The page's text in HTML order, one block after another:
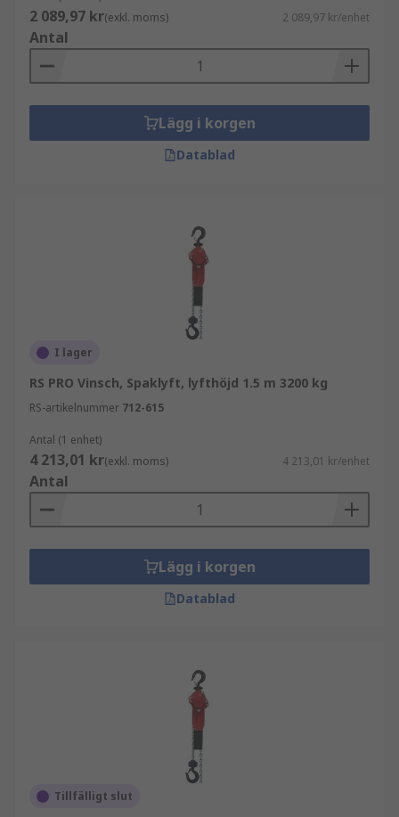
2 089,97 kr(exkl. moms) 2 089,97 kr/enhet
Antal
Lägg i korgen
Datablad
I lager
RS PRO Vinsch, Spaklyft, lyfthöjd 1.5 m 3200 kg
RS-artikelnummer 712-615
Antal (1 enhet)
4 213,01 kr(exkl. moms) 4 213,01 kr/enhet
Antal
Lägg i korgen
Datablad
Tillfälligt slut